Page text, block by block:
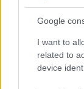
Google
I want to
related to
device